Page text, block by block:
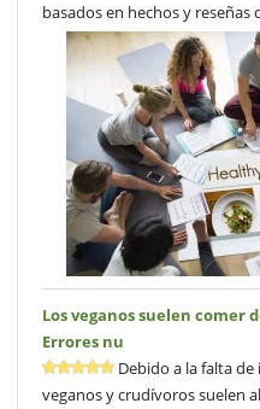
basados en hechos y reseñas
Los veganos suelen comer
Errores nu
Debido a la falta
veganos y crudívoros suelen